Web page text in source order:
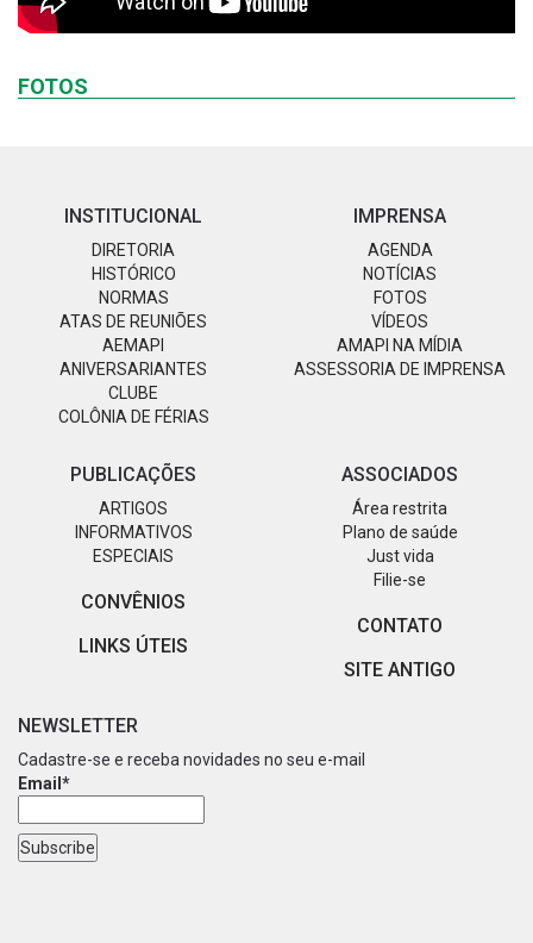
FOTOS
INSTITUCIONAL
DIRETORIA
HISTÓRICO
NORMAS
ATAS DE REUNIÕES
AEMAPI
ANIVERSARIANTES
CLUBE
COLÔNIA DE FÉRIAS
IMPRENSA
AGENDA
NOTÍCIAS
FOTOS
VÍDEOS
AMAPI NA MÍDIA
ASSESSORIA DE IMPRENSA
PUBLICAÇÕES
ARTIGOS
INFORMATIVOS
ESPECIAIS
CONVÊNIOS
LINKS ÚTEIS
ASSOCIADOS
Área restrita
Plano de saúde
Just vida
Filie-se
CONTATO
SITE ANTIGO
NEWSLETTER
Cadastre-se e receba novidades no seu e-mail
Email*